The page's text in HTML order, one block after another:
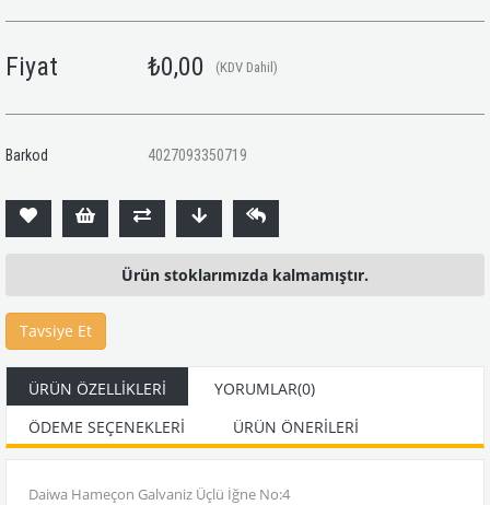
Fiyat ₺0,00 (KDV Dahil)
Barkod 4027093350719
Ürün stoklarımızda kalmamıştır.
Tavsiye Et
ÜRÜN ÖZELLIKLERI YORUMLAR(0)
ÖDEME SEÇENEKLERI
ÜRÜN ÖNERILERI
Daiwa Hameçon Galvaniz Üçlü İğne No:4